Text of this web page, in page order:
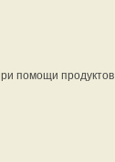
помощи продуктов